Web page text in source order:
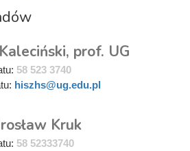
prof. UG
58 523 3740
hiszhs@ug.edu.pl
Kruk
58 52333740